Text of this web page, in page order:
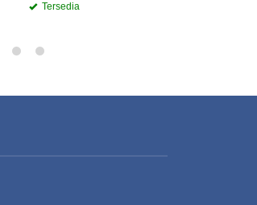
Tersedia